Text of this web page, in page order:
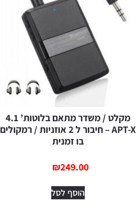
מקלט / משדר מתאם בלוטות’ 4.1
APT-X – חיבור ל 2 אוזניות / רמקולים
בו זמנית
₪249.00
הוסף לסל